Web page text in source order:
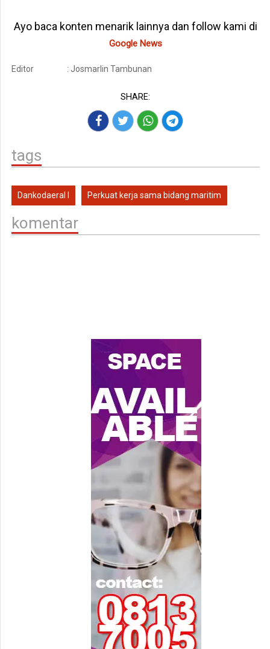
Ayo baca konten menarik lainnya dan follow kami di
Google News
Editor : Josmarlin Tambunan
SHARE:
tags
Dankodaeral I Perkuat kerja sama bidang maritim
komentar